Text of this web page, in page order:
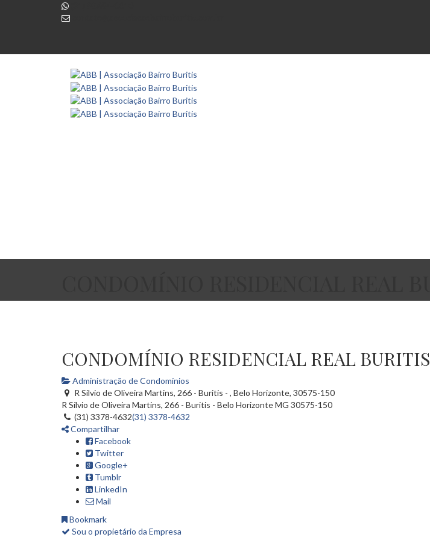
CONDOMÍNIO RESIDENCIAL REAL BURITIS
Administração de Condomínios
R Sílvio de Oliveira Martins, 266 - Buritis - , Belo Horizonte, 30575-150
R Sílvio de Oliveira Martins, 266 - Buritis - Belo HorizonteMG 30575-150
(31) 3378-4632(31) 3378-4632
Compartilhar
Facebook
Twitter
Google+
Tumblr
LinkedIn
Mail
Bookmark
Sou o propietário da Empresa